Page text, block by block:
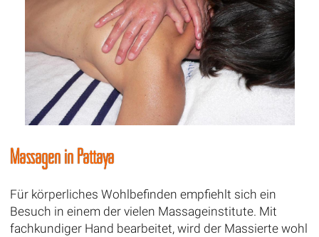
Massagen in Pattaya
Für körperliches Wohlbefinden empfiehlt sich ein
Besuch in einem der vielen Massageinstitute. Mit
fachkundiger Hand bearbeitet, wird der Massierte wohl